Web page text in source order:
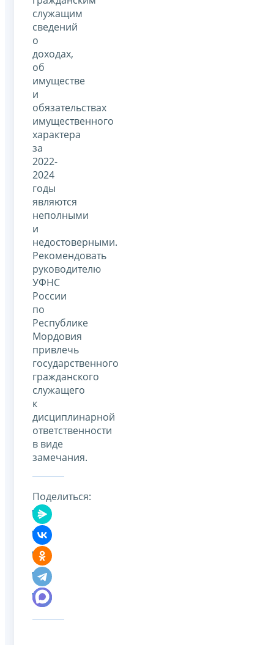
служащим
сведений
о
доходах,
об
имуществе
и
обязательствах
имущественного
характера
за
2022-
2024
годы
являются
неполными
и
недостоверными.
Рекомендовать
руководителю
УФНС
России
по
Республике
Мордовия
привлечь
государственного
гражданского
служащего
к
дисциплинарной
ответственности
в виде
замечания.
Поделиться: